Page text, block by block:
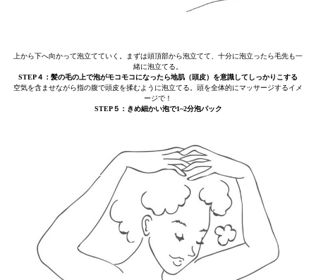
上から下へ向かって泡立てていく。まずは頭頂部から泡立てて、十分に泡立ったら毛先も一
緒に泡立てる。
STEP４：髪の毛の上で泡がモコモコになったら地肌（頭皮）を意識してしっかりこする
空気を含ませながら指の腹で頭皮を揉むように泡立てる。頭を全体的にマッサージするイメ
ージで！
STEP５：きめ細かい泡で1~2分泡パック